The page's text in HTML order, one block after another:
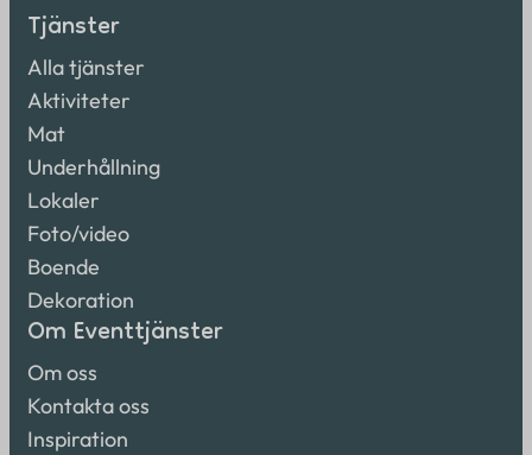
Tjänster
Alla tjänster
Aktiviteter
Mat
Underhållning
Lokaler
Foto/video
Boende
Dekoration
Om Eventtjänster
Om oss
Kontakta oss
Inspiration